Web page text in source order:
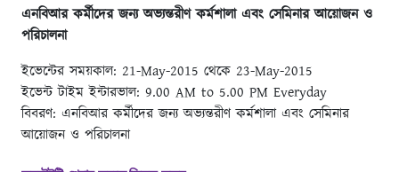
এনবিআর কর্মীদের জন্য অভ্যন্তরীণ কর্মশালা এবং সেমিনার আয়োজন ও
পরিচালনা
ইভেন্টের সময়কাল: 21-May-2015 থেকে 23-May-2015
ইভেন্ট টাইম ইন্টারভাল: 9.00 AM to 5.00 PM Everyday
বিবরণ: এনবিআর কর্মীদের জন্য অভ্যন্তরীণ কর্মশালা এবং সেমিনার
আয়োজন ও পরিচালনা